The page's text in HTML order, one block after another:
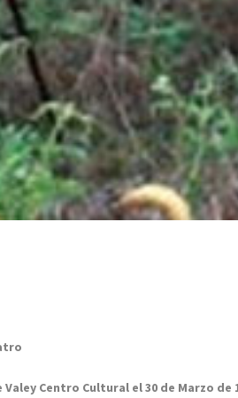
Centro Cultural el 30 de Marzo de